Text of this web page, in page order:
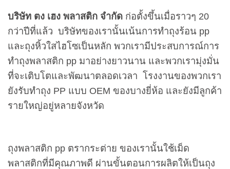
บริษัท ตง เฮง พลาสติก จำกัด ก่อตั้งขึ้นเมื่อราวๆ 20
กว่าปีที่แล้ว บริษัทของเรานั้นเน้นการทำถุงร้อน pp
และถุงหิ้วใสไฮโซเป็นหลัก พวกเรามีประสบการณ์การ
ทำถุงพลาสติก pp มาอย่างยาวนาน และพวกเรามุ่งมั่น
ที่จะเติบโตและพัฒนาตลอดเวลา โรงงานของพวกเรา
ยังรับทำถุง PP แบบ OEM ของบางยี่ห้อ และยังมีลูกค้า
รายใหญ่อยู่หลายจังหวัด
ถุงพลาสติก pp ตรากระต่าย ของเรานั้นใช้เม็ด
พลาสติกที่มีคุณภาพดี ผ่านขั้นตอนการผลิตให้เป็นถุง